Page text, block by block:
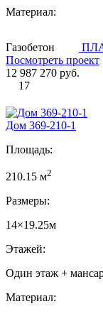
Материал:
Газобетон
Посмотреть проект
12 987 270 руб.
17
Дом 369-210-1
Площадь:
210.15 м2
Размеры:
14×19.25м
Этажей:
Один этаж +
Материал: